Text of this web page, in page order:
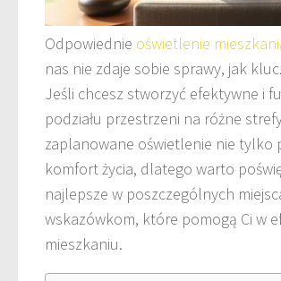
Odpowiednie oświetlenie
nas nie zdaje sobie sprawy, jak
Jeśli chcesz stworzyć efektywne i
podziału przestrzeni na różne
zaplanowane oświetlenie nie tylko
komfort życia, dlatego warto
najlepsze w poszczególnych
wskazówkom, które pomogą Ci w
mieszkaniu.